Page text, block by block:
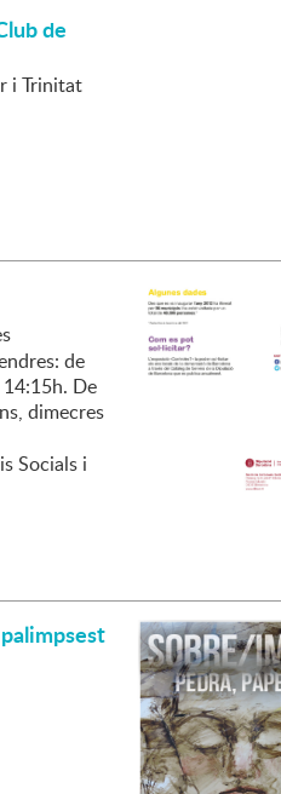
de
i Trinitat
de
De
dimecres
Socials i